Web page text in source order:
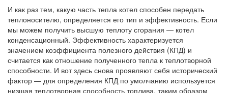
И как раз тем, какую часть тепла котел способен передать
теплоносителю, определяется его тип и эффективность. Если
мы можем получить высшую теплоту сгорания — котел
конденсационный. Эффективность характеризуется
значением коэффициента полезного действия (КПД) и
считается как отношение полученного тепла к теплотворной
способности. И вот здесь снова проявляют себя исторический
фактор — для определения КПД по умолчанию используется
низшая теплотворная способность топлива, таким образом